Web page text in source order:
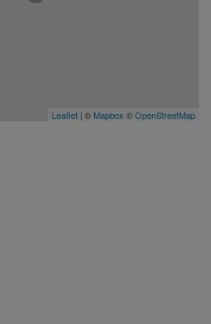
Leaflet | © Mapbox ©OpenStreetMap